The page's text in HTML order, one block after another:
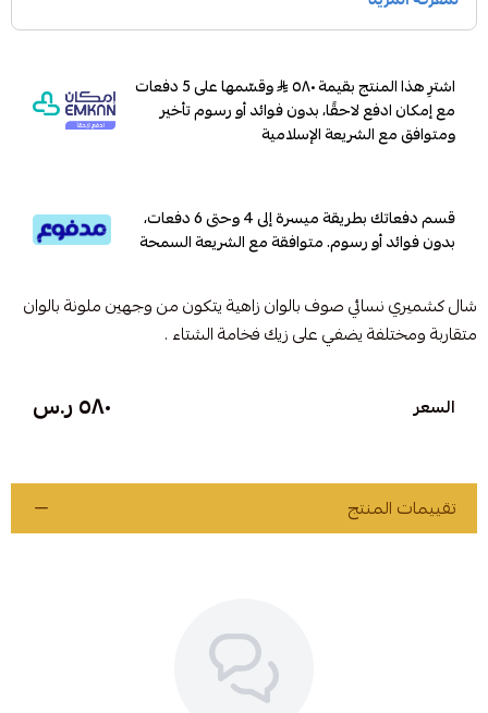
اشترِ هذا المنتج بقيمة ٥٨٠
وقسّمها على 5 دفعات
مع إمكان ادفع لاحقًا، بدون فوائد أو رسوم تأخير
ومتوافق مع الشريعة الإسلامية
قسم دفعاتك بطريقة ميسرة إلى 4 وحتى 6 دفعات،
بدون فوائد أو رسوم. متوافقة مع الشريعة السمحة
شال كشميري نسائي صوف بالوان زاهية يتكون من وجهين ملونة بالوان
متقاربة ومختلفة يضفي على زيك فخامة الشتاء .
السعر ٥٨٠ ر.س
تقييمات المنتج